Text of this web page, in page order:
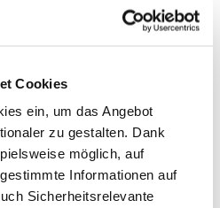
Cookies
ein, um das Angebot
zu gestalten. Dank
möglich, auf
Informationen auf
Sicherheitsrelevante